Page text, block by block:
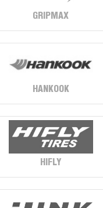
GRIPMAX
HANKOOK
HIFLY